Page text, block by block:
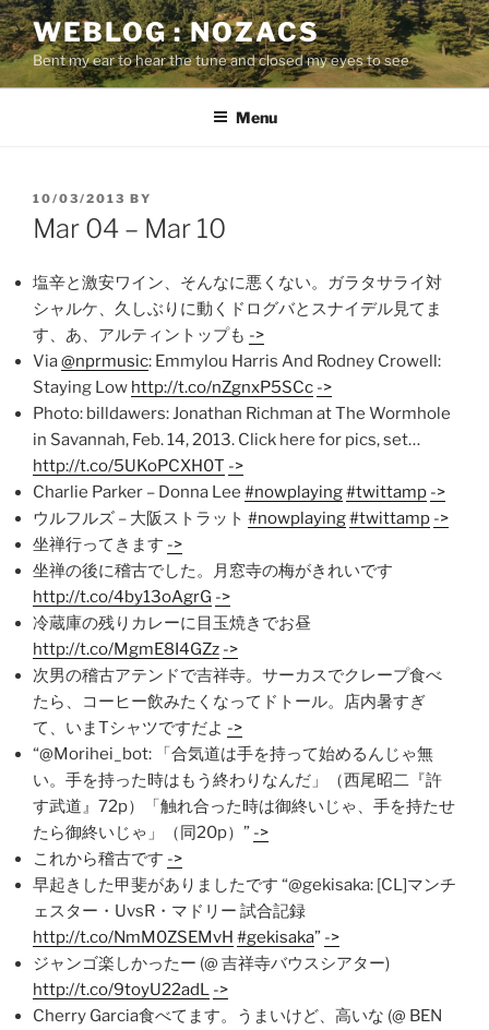
Skip
to
content
WEBLOG : NOZACS
Bent my ear to hear the tune and closed my eyes to see
Menu
POSTED
ON
10/03/2013 BY
Mar 04 – Mar 10
塩辛と激安ワイン、そんなに悪くない。ガラタサライ対
シャルケ、久しぶりに動くドログバとスナイデル見てま
す、あ、アルティントップも ->
Via@nprmusic: Emmylou Harris And Rodney Crowell:
Staying Low http://t.co/nZgnxP5SCc ->
Photo: billdawers: Jonathan Richman at The Wormhole
in Savannah, Feb. 14, 2013. Click here for pics, set…
http://t.co/5UKoPCXH0T ->
Charlie Parker – Donna Lee #nowplaying#twittamp ->
ウルフルズ – 大阪ストラット #nowplaying#twittamp ->
坐禅行ってきます ->
坐禅の後に稽古でした。月窓寺の梅がきれいです
http://t.co/4by13oAgrG ->
冷蔵庫の残りカレーに目玉焼きでお昼
http://t.co/MgmE8I4GZz ->
次男の稽古アテンドで吉祥寺。サーカスでクレープ食べ
たら、コーヒー飲みたくなってドトール。店内暑すぎ
て、いまTシャツですだよ ->
“@Morihei_bot: 「合気道は手を持って始めるんじゃ無
い。手を持った時はもう終わりなんだ」（西尾昭二『許
す武道』72p）「触れ合った時は御終いじゃ、手を持たせ
たら御終いじゃ」（同20p）” ->
これから稽古です ->
早起きした甲斐がありましたです “@gekisaka: [CL]マンチ
ェスター・UvsR・マドリー 試合記録
http://t.co/NmM0ZSEMvH #gekisaka” ->
ジャンゴ楽しかったー (@ 吉祥寺バウスシアター)
http://t.co/9toyU22adL ->
Cherry Garcia食べてます。うまいけど、高いな (@ BEN